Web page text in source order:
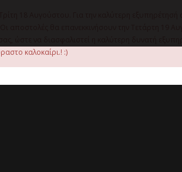
18 Αυγούστου. Για την καλύτερη
αποστολές θα επανεκκινήσουν την Τετάρτη
ώστε να διασφαλιστεί η καλύτερη δυνατή
καλοκαίρι.! :)